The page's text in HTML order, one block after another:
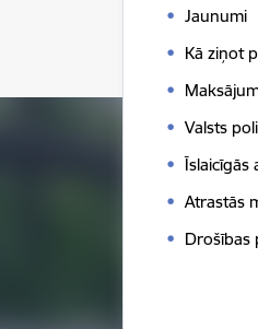
Jaunumi
Kā ziņot
Valsts
Īslaicīgās
Atrastās
Drošības